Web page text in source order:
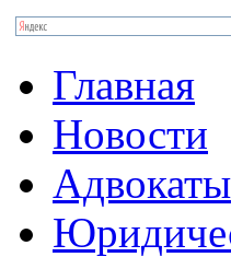
Главная
Новости
Адвокаты